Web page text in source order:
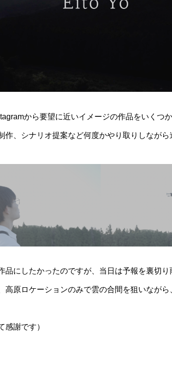
から要望に近いイメージの作品をいくつ
作、シナリオ提案など何度かやり取りしながら
にしたかったのですが、当日は予報を裏切り
高原ロケーションのみで雲の合間を狙いなが
感謝です）